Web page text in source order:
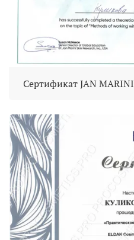
Сертификат JAN MARINI